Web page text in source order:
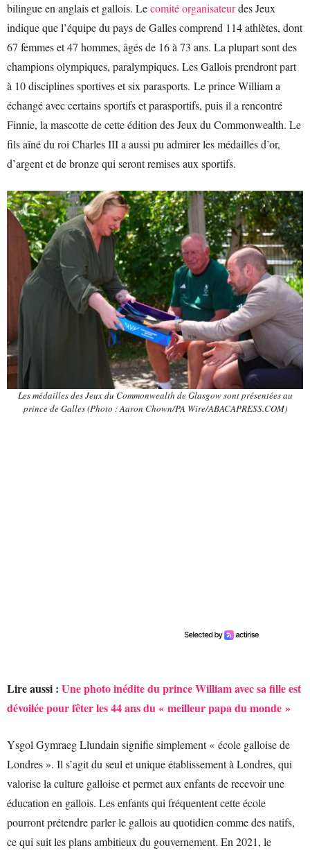
bilingue en anglais et gallois. Lecomité organisateurdes Jeux
indique que l’équipe du pays de Galles comprend 114 athlètes, dont
67 femmes et 47 hommes, âgés de 16 à 73 ans. La plupart sont des
champions olympiques, paralympiques. Les Gallois prendront part
à 10 disciplines sportives et six parasports. Le prince William a
échangé avec certains sportifs et parasportifs, puis il a rencontré
Finnie, la mascotte de cette édition des Jeux du Commonwealth. Le
fils aîné du roi Charles III a aussi pu admirer les médailles d’or,
d’argent et de bronze qui seront remises aux sportifs.
Les médailles des Jeux du Commonwealth de Glasgow sont présentées au
prince de Galles (Photo : Aaron Chown/PA Wire/ABACAPRESS.COM)
Lire aussi : Une photo inédite du prince William avec sa fille est
dévoilée pour fêter les 44 ans du « meilleur papa du monde »
Ysgol Gymraeg Llundain signifie simplement « école galloise de
Londres ». Il s’agit du seul et unique établissement à Londres, qui
valorise la culture galloise et permet aux enfants de recevoir une
éducation en gallois. Les enfants qui fréquentent cette école
pourront prétendre parler le gallois au quotidien comme des natifs,
ce qui suit les plans ambitieux du gouvernement. En 2021, le